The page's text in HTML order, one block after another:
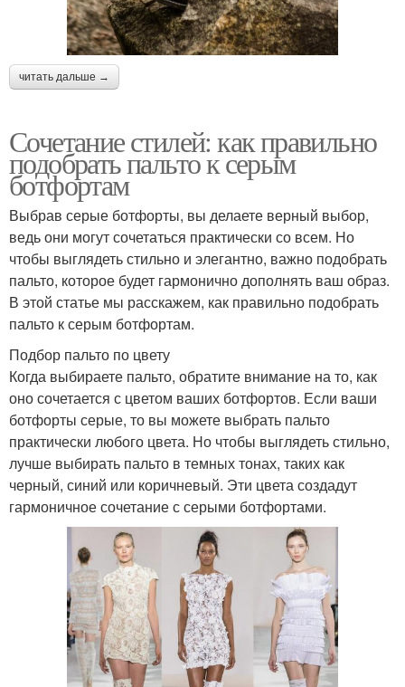
читать дальше →
Сочетание стилей: как правильно
подобрать пальто к серым
ботфортам
Выбрав серые ботфорты, вы делаете верный выбор,
ведь они могут сочетаться практически со всем. Но
чтобы выглядеть стильно и элегантно, важно подобрать
пальто, которое будет гармонично дополнять ваш образ.
В этой статье мы расскажем, как правильно подобрать
пальто к серым ботфортам.
Подбор пальто по цвету
Когда выбираете пальто, обратите внимание на то, как
оно сочетается с цветом ваших ботфортов. Если ваши
ботфорты серые, то вы можете выбрать пальто
практически любого цвета. Но чтобы выглядеть стильно,
лучше выбирать пальто в темных тонах, таких как
черный, синий или коричневый. Эти цвета создадут
гармоничное сочетание с серыми ботфортами.